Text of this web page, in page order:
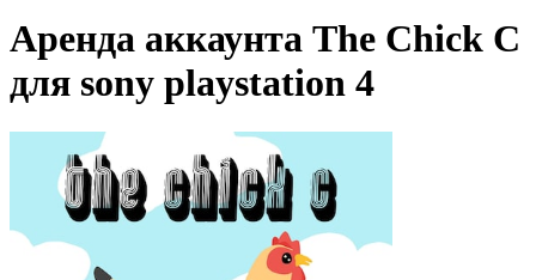
Аренда аккаунта The Chick C
для sony playstation 4